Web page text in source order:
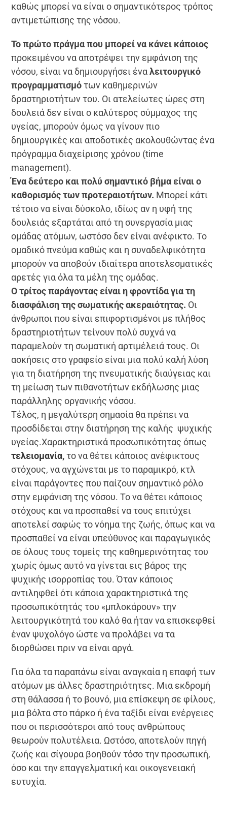
καθώς μπορεί να είναι ο σημαντικότερος τρόπος
αντιμετώπισης της νόσου.
Το πρώτο πράγμα που μπορεί να κάνει κάποιος
προκειμένου να αποτρέψει την εμφάνιση της
νόσου, είναι να δημιουργήσει έναλειτουργικό
προγραμματισμότων καθημερινών
δραστηριοτήτων του. Οι ατελείωτες ώρες στη
δουλειά δεν είναι ο καλύτερος σύμμαχος της
υγείας, μπορούν όμως να γίνουν πιο
δημιουργικές και αποδοτικές ακολουθώντας ένα
πρόγραμμα διαχείρισης χρόνου (time
management).
Ένα δεύτερο και πολύ σημαντικό βήμα είναι ο
καθορισμός των προτεραιοτήτων. Μπορεί κάτι
τέτοιο να είναι δύσκολο, ιδίως αν η υφή της
δουλειάς εξαρτάται από τη συνεργασία μιας
ομάδας ατόμων, ωστόσο δεν είναι ανέφικτο. Το
ομαδικό πνεύμα καθώς και η συναδελφικότητα
μπορούν να αποβούν ιδιαίτερα αποτελεσματικές
αρετές για όλα τα μέλη της ομάδας.
Ο τρίτος παράγοντας είναι η φροντίδα για τη
διασφάλιση της σωματικής ακεραιότητας. Οι
άνθρωποι που είναι επιφορτισμένοι με πλήθος
δραστηριοτήτων τείνουν πολύ συχνά να
παραμελούν τη σωματική αρτιμέλειά τους. Οι
ασκήσεις στο γραφείο είναι μια πολύ καλή λύση
για τη διατήρηση της πνευματικής διαύγειας και
τη μείωση των πιθανοτήτων εκδήλωσης μιας
παράλληλης οργανικής νόσου.
Τέλος, η μεγαλύτερη σημασία θα πρέπει να
προσδίδεται στην διατήρηση της καλής ψυχικής
υγείας.Χαρακτηριστικά προσωπικότητας όπως
τελειομανία,το να θέτει κάποιος ανέφικτους
στόχους, να αγχώνεται με το παραμικρό, κτλ
είναι παράγοντες που παίζουν σημαντικό ρόλο
στην εμφάνιση της νόσου. Το να θέτει κάποιος
στόχους και να προσπαθεί να τους επιτύχει
αποτελεί σαφώς το νόημα της ζωής, όπως και να
προσπαθεί να είναι υπεύθυνος και παραγωγικός
σε όλους τους τομείς της καθημερινότητας του
χωρίς όμως αυτό να γίνεται εις βάρος της
ψυχικής ισορροπίας του. Όταν κάποιος
αντιληφθεί ότι κάποια χαρακτηριστικά της
προσωπικότητάς του «μπλοκάρουν» την
λειτουργικότητά του καλό θα ήταν να επισκεφθεί
έναν ψυχολόγο ώστε να προλάβει να τα
διορθώσει πριν να είναι αργά.
Για όλα τα παραπάνω είναι αναγκαία η επαφή των
ατόμων με άλλες δραστηριότητες. Μια εκδρομή
στη θάλασσα ή το βουνό, μια επίσκεψη σε φίλους,
μια βόλτα στο πάρκο ή ένα ταξίδι είναι ενέργειες
που οι περισσότεροι από τους ανθρώπους
θεωρούν πολυτέλεια. Ωστόσο, αποτελούν πηγή
ζωής και σίγουρα βοηθούν τόσο την προσωπική,
όσο και την επαγγελματική και οικογενειακή
ευτυχία.